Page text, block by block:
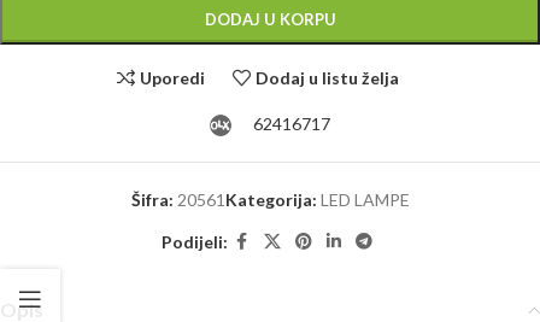
DODAJ U KORPU
Uporedi Dodaj u listu želja
62416717
Šifra: 20561 Kategorija: LED LAMPE
Podijeli:
Opis